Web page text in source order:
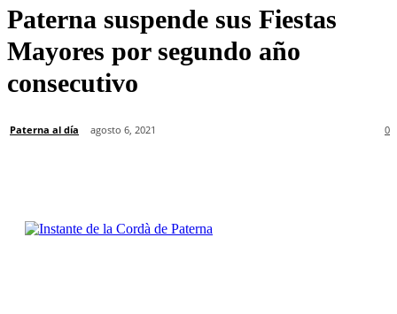
Paterna suspende sus Fiestas
Mayores por segundo año
consecutivo
Paterna al día agosto 6, 2021 0